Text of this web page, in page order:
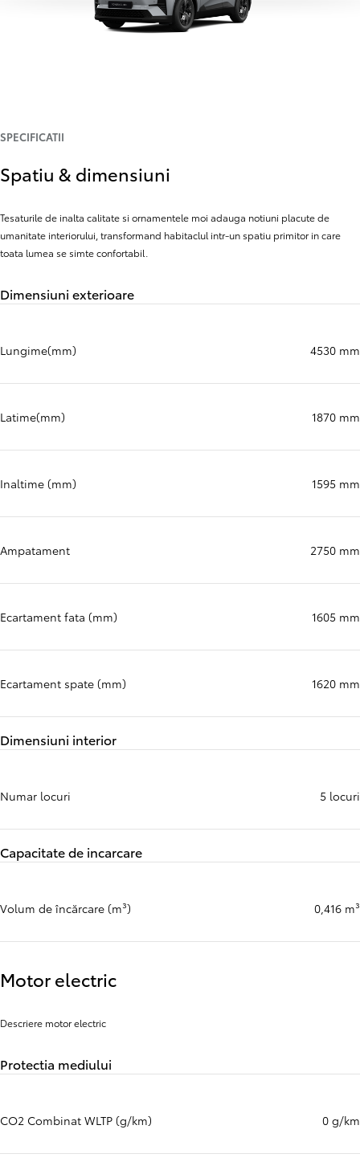
SPECIFICATII
Spatiu & dimensiuni
Tesaturile de inalta calitate si ornamentele moi adauga notiuni placute de
umanitate interiorului, transformand habitaclul intr-un spatiu primitor in care
toata lumea se simte confortabil.
Dimensiuni exterioare
Lungime(mm) 4530 mm
Latime(mm) 1870 mm
Inaltime (mm) 1595 mm
Ampatament 2750 mm
Ecartament fata (mm) 1605 mm
Ecartament spate (mm) 1620 mm
Dimensiuni interior
Numar locuri 5 locuri
Capacitate de incarcare
Volum de încărcare (m³) 0,416 m³
Motor electric
Descriere motor electric
Protectia mediului
CO2 Combinat WLTP (g/km) 0 g/km